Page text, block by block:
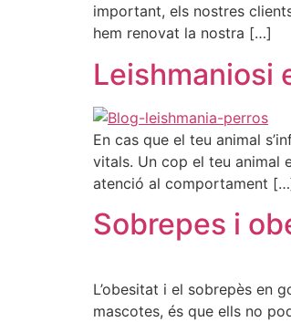
important, els nostres
hem renovat la nostra […]
Leishmaniosi
En cas que el teu animal
vitals. Un cop el teu animal
atenció al comportament
Sobrepes i
L’obesitat i el sobrepès en
mascotes, és que ells no